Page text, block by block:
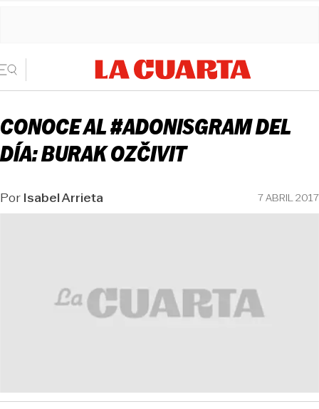
CONOCE AL #ADONISGRAM DEL
DÍA: BURAK OZČIVIT
PorIsabel Arrieta 7 ABRIL 2017